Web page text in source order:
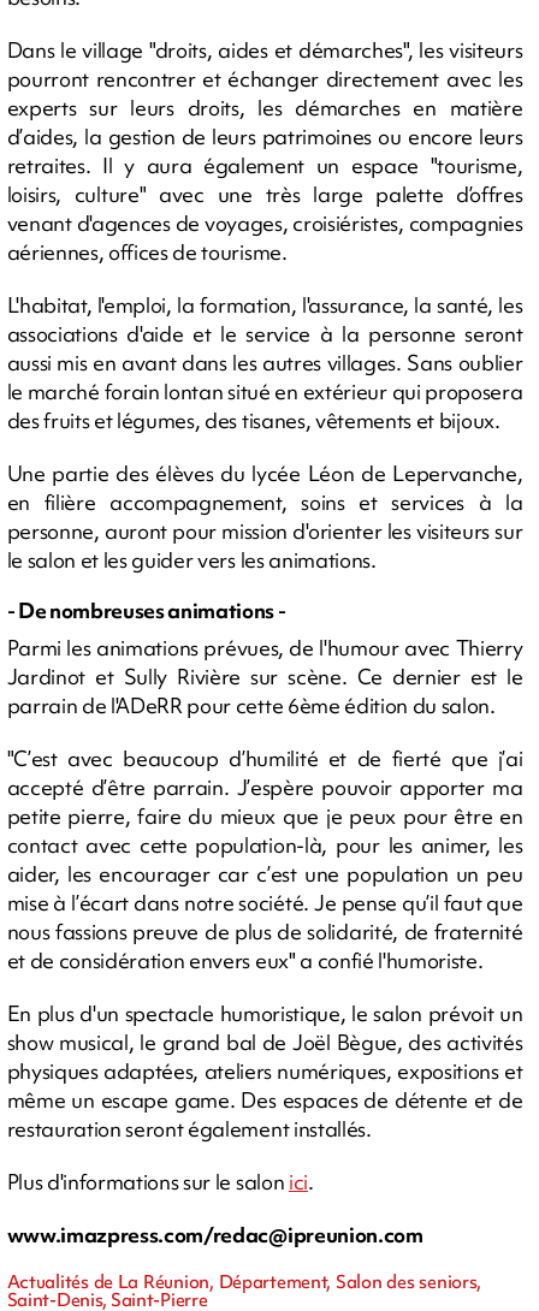
Dans le village "droits, aides et démarches", les visiteurs
pourront rencontrer et échanger directement avec les
experts sur leurs droits, les démarches en matière
d’aides, la gestion de leurs patrimoines ou encore leurs
retraites. Il y aura également un espace "tourisme,
loisirs, culture" avec une très large palette d’offres
venant d'agences de voyages, croisiéristes, compagnies
aériennes, offices de tourisme.
L'habitat, l'emploi, la formation, l'assurance, la santé, les
associations d'aide et le service à la personne seront
aussi mis en avant dans les autres villages. Sans oublier
le marché forain lontan situé en extérieur qui proposera
des fruits et légumes, des tisanes, vêtements et bijoux.
Une partie des élèves du lycée Léon de Lepervanche,
en filière accompagnement, soins et services à la
personne, auront pour mission d'orienter les visiteurs sur
le salon et les guider vers les animations.
- De nombreuses animations -
Parmi les animations prévues, de l'humour avec Thierry
Jardinot et Sully Rivière sur scène. Ce dernier est le
parrain de l'ADeRR pour cette 6ème édition du salon.
"C’est avec beaucoup d’humilité et de fierté que j’ai
accepté d’être parrain. J’espère pouvoir apporter ma
petite pierre, faire du mieux que je peux pour être en
contact avec cette population-là, pour les animer, les
aider, les encourager car c’est une population un peu
mise à l’écart dans notre société. Je pense qu’il faut que
nous fassions preuve de plus de solidarité, de fraternité
et de considération envers eux" a confié l'humoriste.
En plus d'un spectacle humoristique, le salon prévoit un
show musical, le grand bal de Joël Bègue, des activités
physiques adaptées, ateliers numériques, expositions et
même un escape game. Des espaces de détente et de
restauration seront également installés.
Plus d'informations sur le salon ici.
www.imazpress.com/redac@ipreunion.com
Actualités de La Réunion, Département, Salon des seniors,
Saint-Denis, Saint-Pierre